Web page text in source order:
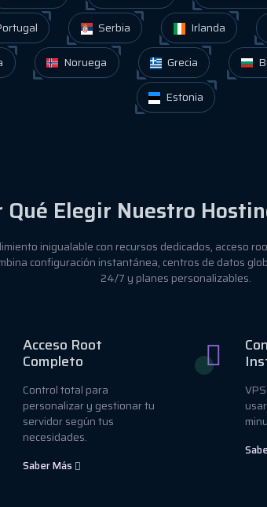
Serbia Irlanda
Noruega Grecia
Estonia
Qué Elegir Nuestro
inigualable con recursos dedicados, acceso
configuración instantánea, centros de datos
24/7 y planes personalizables.
Acceso Root
Completo
Control total para
personalizar y gestionar tu
servidor según tus
necesidades.
Saber Más